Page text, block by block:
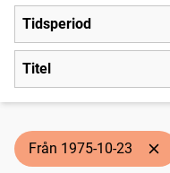
Tidsperiod
Titel
Från 1975-10-23